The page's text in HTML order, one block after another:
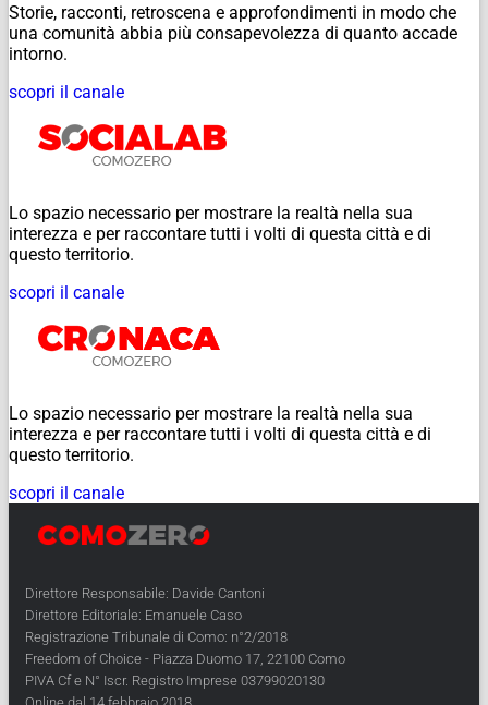
Storie, racconti, retroscena e approfondimenti in modo che
una comunità abbia più consapevolezza di quanto accade
intorno.
scopri il canale
Lo spazio necessario per mostrare la realtà nella sua
interezza e per raccontare tutti i volti di questa città e di
questo territorio.
scopri il canale
Lo spazio necessario per mostrare la realtà nella sua
interezza e per raccontare tutti i volti di questa città e di
questo territorio.
scopri il canale
Direttore Responsabile: Davide Cantoni
Direttore Editoriale: Emanuele Caso
Registrazione Tribunale di Como: n°2/2018
Freedom of Choice - Piazza Duomo 17, 22100 Como
PIVA Cf e N° Iscr. Registro Imprese 03799020130